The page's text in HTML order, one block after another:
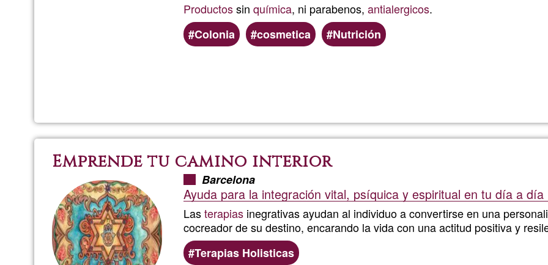
Productossin química, ni parabenos, antialergicos.
Colonia
cosmetica Nutrición
Emprende tu camino interior
Barcelona
Ayuda para la integración vital, psíquica y espiritual en tu día a día
Lasterapias inegrativas ayudan al individuo a convertirse en una
cocreador de su destino, encarando la vida con una actitud positiva y
Terapias Holisticas